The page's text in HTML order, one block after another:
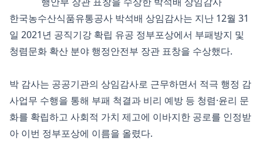
한국농수산식품유통공사 박석배 상임감사는 지난 12월 31
일 2021년 공직기강 확립 유공 정부포상에서 부패방지 및
청렴문화 확산 분야 행정안전부 장관 표창을 수상했다.
박 감사는 공공기관의 상임감사로 근무하면서 적극 행정 감
사업무 수행을 통해 부패 척결과 비리 예방 등 청렴·윤리 문
화를 확립하고 사회적 가치 제고에 이바지한 공로를 인정받
아 이번 정부포상에 이름을 올렸다.